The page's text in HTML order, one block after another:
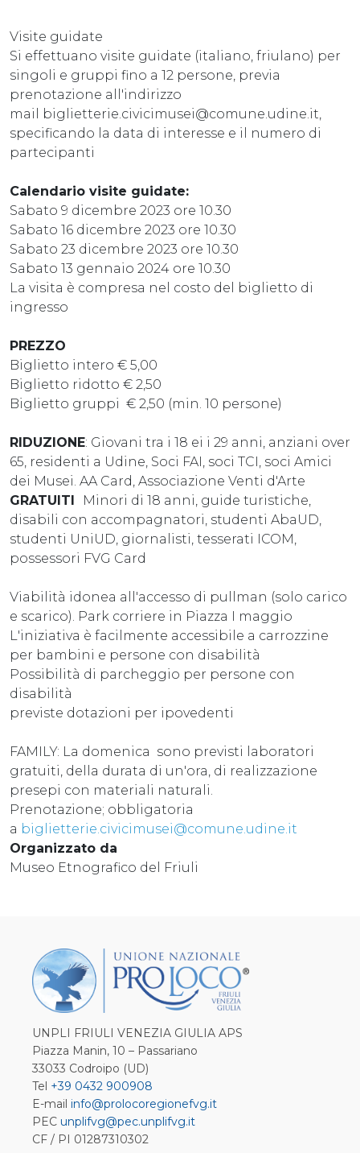
Visite guidate
Si effettuano visite guidate (italiano, friulano) per
singoli e gruppi fino a 12 persone, previa
prenotazione all'indirizzo
mail biglietterie.civicimusei@comune.udine.it,
specificando la data di interesse e il numero di
partecipanti
Calendario visite guidate:
Sabato 9 dicembre 2023 ore 10.30
Sabato 16 dicembre 2023 ore 10.30
Sabato 23 dicembre 2023 ore 10.30
Sabato 13 gennaio 2024 ore 10.30
La visita è compresa nel costo del biglietto di
ingresso
PREZZO
Biglietto intero € 5,00
Biglietto ridotto € 2,50
Biglietto gruppi € 2,50 (min. 10 persone)
RIDUZIONE: Giovani tra i 18 ei i 29 anni, anziani over
65, residenti a Udine, Soci FAI, soci TCI, soci Amici
dei Musei. AA Card, Associazione Venti d'Arte
GRATUITI
Minori di 18 anni, guide turistiche,
disabili con accompagnatori, studenti AbaUD,
studenti UniUD, giornalisti, tesserati ICOM,
possessori FVG Card
Viabilità idonea all'accesso di pullman (solo carico
e scarico). Park corriere in Piazza I maggio
L'iniziativa è facilmente accessibile a carrozzine
per bambini e persone con disabilità
Possibilità di parcheggio per persone con
disabilità
previste dotazioni per ipovedenti
FAMILY: La domenica sono previsti laboratori
gratuiti, della durata di un'ora, di realizzazione
presepi con materiali naturali.
Prenotazione; obbligatoria
a biglietterie.civicimusei@comune.udine.it
Organizzato da
Museo Etnografico del Friuli
UNPLI FRIULI VENEZIA GIULIA APS
Piazza Manin, 10 – Passariano
33033 Codroipo (UD)
Tel +39 0432 900908
E-mail info@prolocoregionefvg.it
PEC unplifvg@pec.unplifvg.it
CF / PI 01287310302